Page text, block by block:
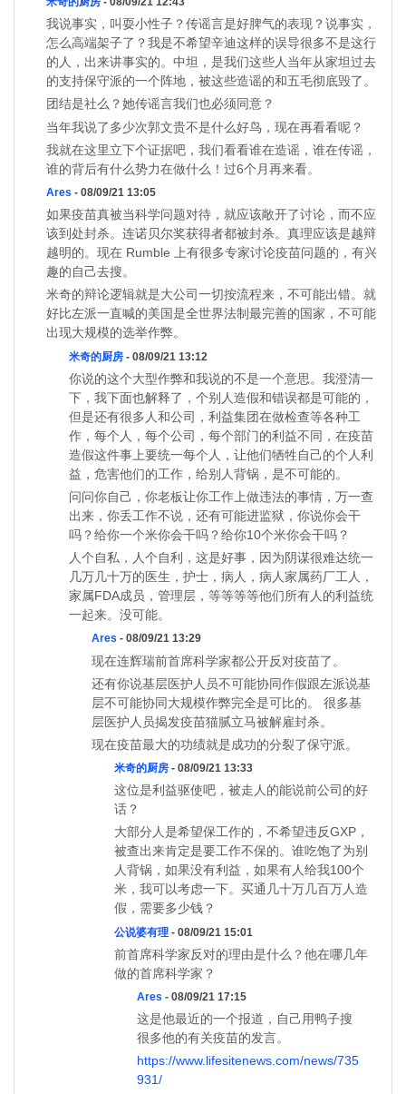
我说事实，叫耍小性子？传谣言是好脾气的表现？说事实，
怎么高端架子了？我是不希望辛迪这样的误导很多不是这行
的人，出来讲事实的。中坦，是我们这些人当年从家坦过去
的支持保守派的一个阵地，被这些造谣的和五毛彻底毁了。
团结是社么？她传谣言我们也必须同意？
当年我说了多少次郭文贵不是什么好鸟，现在再看看呢？
我就在这里立下个证据吧，我们看看谁在造谣，谁在传谣，
谁的背后有什么势力在做什么！过6个月再来看。
Ares - 08/09/21 13:05
如果疫苗真被当科学问题对待，就应该敞开了讨论，而不应
该到处封杀。连诺贝尔奖获得者都被封杀。真理应该是越辩
越明的。现在 Rumble 上有很多专家讨论疫苗问题的，有兴
趣的自己去搜。
米奇的辩论逻辑就是大公司一切按流程来，不可能出错。就
好比左派一直喊的美国是全世界法制最完善的国家，不可能
出现大规模的选举作弊。
米奇的厨房 - 08/09/21 13:12
你说的这个大型作弊和我说的不是一个意思。我澄清一
下，我下面也解释了，个别人造假和错误都是可能的，
但是还有很多人和公司，利益集团在做检查等各种工
作，每个人，每个公司，每个部门的利益不同，在疫苗
造假这件事上要统一每个人，让他们牺牲自己的个人利
益，危害他们的工作，给别人背锅，是不可能的。
问问你自己，你老板让你工作上做违法的事情，万一查
出来，你丢工作不说，还有可能进监狱，你说你会干
吗？给你一个米你会干吗？给你10个米你会干吗？
人个自私，人个自利，这是好事，因为阴谋很难达统一
几万几十万的医生，护士，病人，病人家属药厂工人，
家属FDA成员，管理层，等等等等他们所有人的利益统
一起来。没可能。
Ares - 08/09/21 13:29
现在连辉瑞前首席科学家都公开反对疫苗了。
还有你说基层医护人员不可能协同作假跟左派说基
层不可能协同大规模作弊完全是可比的。 很多基
层医护人员揭发疫苗猫腻立马被解雇封杀。
现在疫苗最大的功绩就是成功的分裂了保守派。
米奇的厨房 - 08/09/21 13:33
这位是利益驱使吧，被走人的能说前公司的好
话？
大部分人是希望保工作的，不希望违反GXP，
被查出来肯定是要工作不保的。谁吃饱了为别
人背锅，如果没有利益，如果有人给我100个
米，我可以考虑一下。买通几十万几百万人造
假，需要多少钱？
公说婆有理 - 08/09/21 15:01
前首席科学家反对的理由是什么？他在哪几年
做的首席科学家？
Ares - 08/09/21 17:15
这是他最近的一个报道，自己用鸭子搜
很多他的有关疫苗的发言。
https://www.lifesitenews.com/news/735
931/